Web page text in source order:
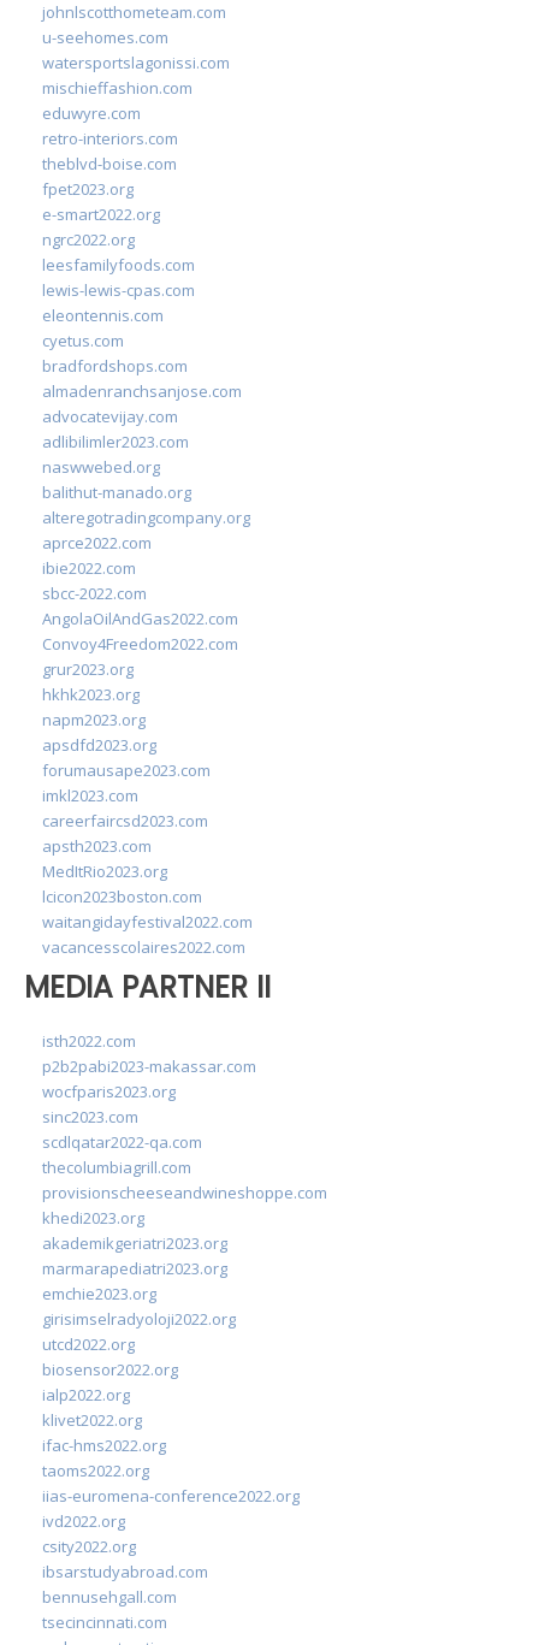
johnlscotthometeam.com
u-seehomes.com
watersportslagonissi.com
mischieffashion.com
eduwyre.com
retro-interiors.com
theblvd-boise.com
fpet2023.org
e-smart2022.org
ngrc2022.org
leesfamilyfoods.com
lewis-lewis-cpas.com
eleontennis.com
cyetus.com
bradfordshops.com
almadenranchsanjose.com
advocatevijay.com
adlibilimler2023.com
naswwebed.org
balithut-manado.org
alteregotradingcompany.org
aprce2022.com
ibie2022.com
sbcc-2022.com
AngolaOilAndGas2022.com
Convoy4Freedom2022.com
grur2023.org
hkhk2023.org
napm2023.org
apsdfd2023.org
forumausape2023.com
imkl2023.com
careerfaircsd2023.com
apsth2023.com
MedItRio2023.org
lcicon2023boston.com
waitangidayfestival2022.com
vacancesscolaires2022.com
MEDIA PARTNER II
isth2022.com
p2b2pabi2023-makassar.com
wocfparis2023.org
sinc2023.com
scdlqatar2022-qa.com
thecolumbiagrill.com
provisionscheeseandwineshoppe.com
khedi2023.org
akademikgeriatri2023.org
marmarapediatri2023.org
emchie2023.org
girisimselradyoloji2022.org
utcd2022.org
biosensor2022.org
ialp2022.org
klivet2022.org
ifac-hms2022.org
taoms2022.org
iias-euromena-conference2022.org
ivd2022.org
csity2022.org
ibsarstudyabroad.com
bennusehgall.com
tsecincinnati.com